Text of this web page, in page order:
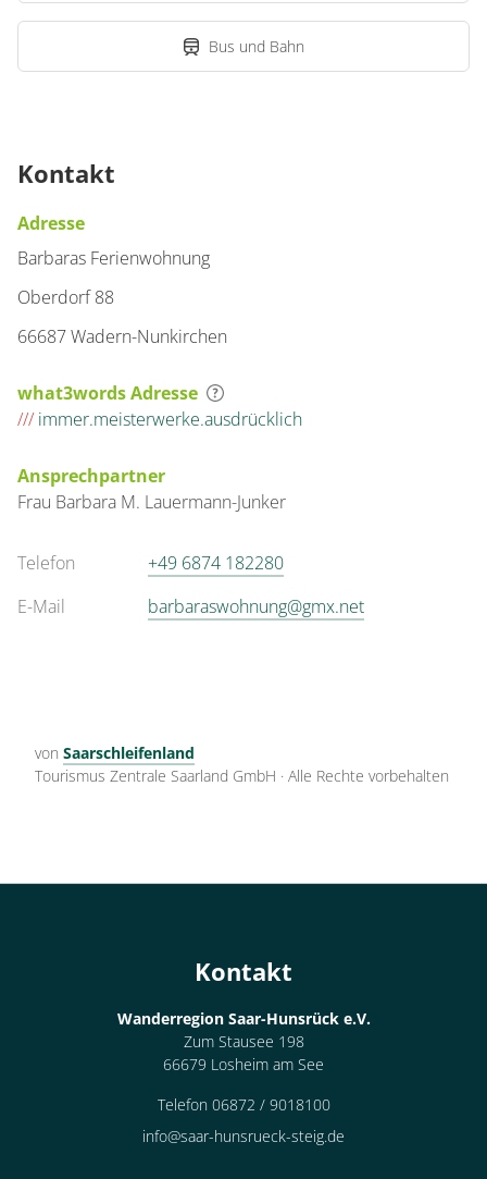
Bus und Bahn
Kontakt
Adresse
Barbaras Ferienwohnung
Oberdorf 88
66687 Wadern-Nunkirchen
what3words Adresse
/// immer.meisterwerke.ausdrücklich
Ansprechpartner
Frau Barbara M. Lauermann-Junker
Telefon
+49 6874 182280
E-Mail
barbaraswohnung@gmx.net
von Saarschleifenland
Tourismus Zentrale Saarland GmbH · Alle Rechte vorbehalten
Kontakt
Wanderregion Saar-Hunsrück e.V.
Zum Stausee 198
66679 Losheim am See
Telefon 06872 / 9018100
info@saar-hunsrueck-steig.de